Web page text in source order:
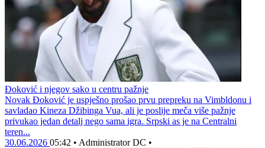
Đoković i njegov sako u centru pažnje
Novak Đoković je uspješno prošao prvu prepreku na Vimbldonu i
savladao Kineza Džibinga Vua, ali je poslije meča više pažnje
privukao jedan detalj nego sama igra. Srpski as je na Centralni
teren...
30.06.2026 05:42 • Administrator DC •